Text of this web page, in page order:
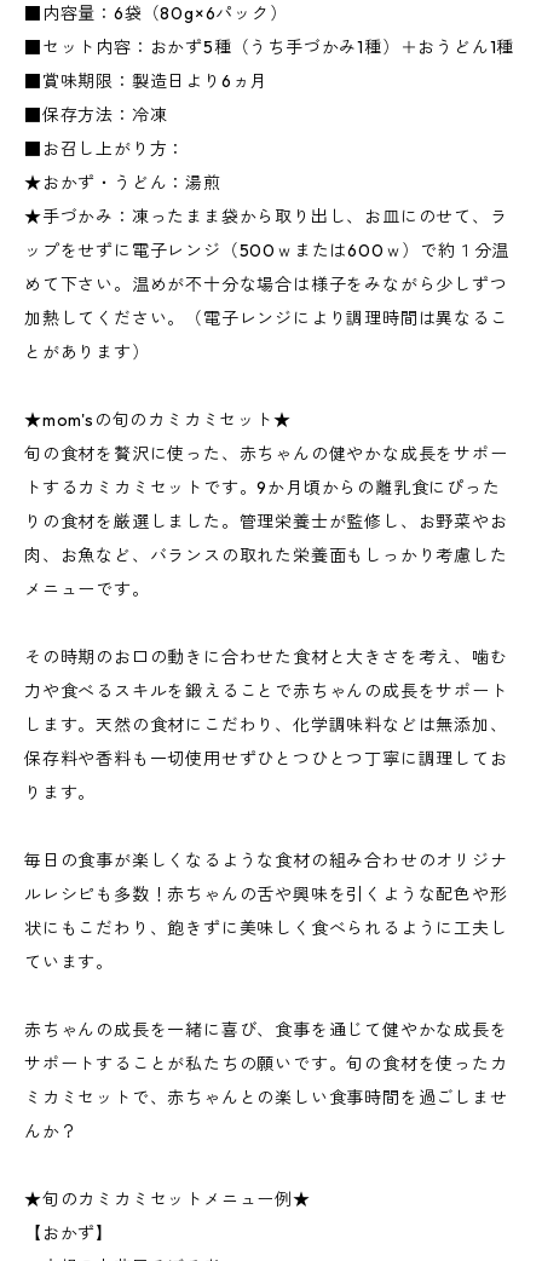
■内容量：6袋（80g×6パック）
■セット内容：おかず5種（うち手づかみ1種）＋おうどん1種
■賞味期限：製造日より6ヵ月
■保存方法：冷凍
■お召し上がり方：
★おかず・うどん：湯煎
★手づかみ：凍ったまま袋から取り出し、お皿にのせて、ラ
ップをせずに電子レンジ（500ｗまたは600ｗ）で約１分温
めて下さい。温めが不十分な場合は様子をみながら少しずつ
加熱してください。（電子レンジにより調理時間は異なるこ
とがあります）
★mom'sの旬のカミカミセット★
旬の食材を贅沢に使った、赤ちゃんの健やかな成長をサポー
トするカミカミセットです。9か月頃からの離乳食にぴった
りの食材を厳選しました。管理栄養士が監修し、お野菜やお
肉、お魚など、バランスの取れた栄養面もしっかり考慮した
メニューです。
その時期のお口の動きに合わせた食材と大きさを考え、噛む
力や食べるスキルを鍛えることで赤ちゃんの成長をサポート
します。天然の食材にこだわり、化学調味料などは無添加、
保存料や香料も一切使用せずひとつひとつ丁寧に調理してお
ります。
毎日の食事が楽しくなるような食材の組み合わせのオリジナ
ルレシピも多数！赤ちゃんの舌や興味を引くような配色や形
状にもこだわり、飽きずに美味しく食べられるように工夫し
ています。
赤ちゃんの成長を一緒に喜び、食事を通じて健やかな成長を
サポートすることが私たちの願いです。旬の食材を使ったカ
ミカミセットで、赤ちゃんとの楽しい食事時間を過ごしませ
んか？
★旬のカミカミセットメニュー例★
【おかず】